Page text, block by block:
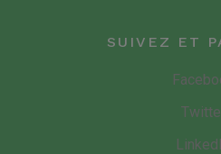
SUIVEZ ET